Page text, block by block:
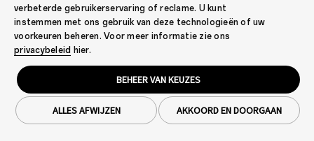
Cameră principală AI de 50
MP
Awesomeness AI pentru
verbeterde gebruikerservaring of reclame. U kunt
instemmen met ons gebruik van deze technologieën of uw
voorkeuren beheren. Voor meer informatie zie ons
privacybeleid hier.
BEHEER VAN KEUZES
AKKOORD EN DOORGAAN
ALLES AFWIJZEN